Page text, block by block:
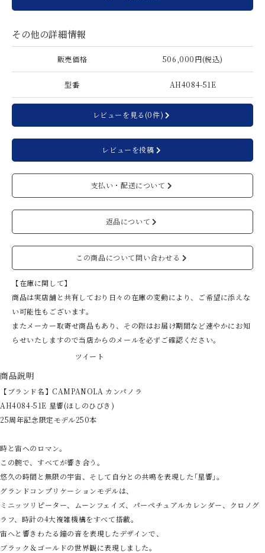
その他の詳細情報
販売価格 506,000円(税込)
型番 AH4084-51E
レビューを見る(0件)
レビューを投稿
支払い・配送について
返品について
この商品について問い合わせる
【在庫に関して】
商品は実店舗と共有しており日々の在庫の変動により、ご希望に添えな
い可能性もございます。
またメーカー取寄せ商品もあり、その際はお届け期間など速やかにお知
らせいたしますので当店からのメールを必ずご確認ください。
ツイート
商品説明
【ブランド名】CAMPANOLA カンパノラ
AH4084-51E 星響(ほしのひびき)
25周年記念限定モデル250本
時と宙へのロマン。
この腕で、すべてが響き合う。
悠久の時間と無限の宇宙、そして自分との共鳴を表現した｢星響｣。
グランドコンプリケーションモデルは、
ミニッツリピーター、ムーンフェイズ、パーペチュアルカレンダー、クロノグ
ラフ、時計の4大複雑機構をすべて搭載。
宙へと響きわたる鐘の音を表現したデザインで、
ブラック＆ゴールドの世界観に表現しました。